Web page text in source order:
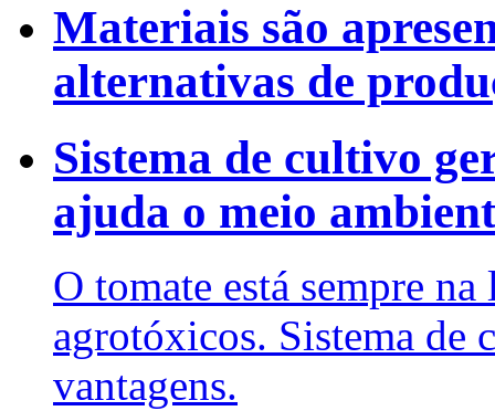
Materiais são
alternativas de
Sistema de cultivo
ajuda o meio
O tomate está sempre
agrotóxicos. Sistema de
vantagens.